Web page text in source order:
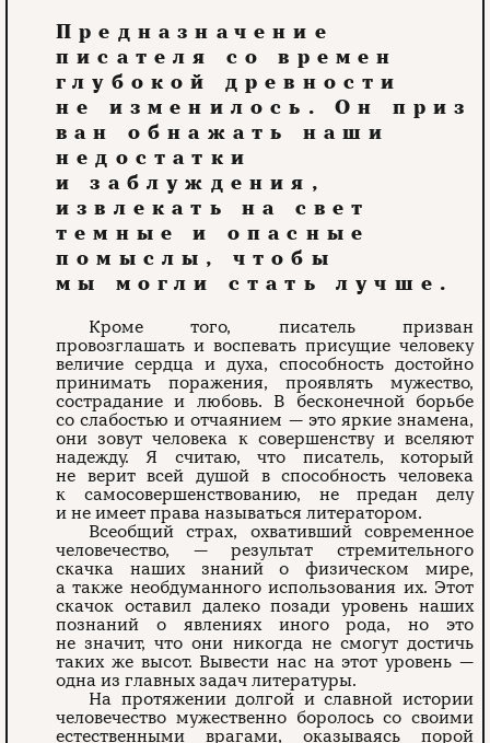
Предназначение
писателя со времен
глубокой древности
не изменилось. Он приз
ван обнажать наши
недостатки
и заблуждения,
извлекать на свет
темные и опасные
помыслы, чтобы
мы могли стать лучше.
Кроме того, писатель призван
провозглашать и воспевать присущие человеку
величие сердца и духа, способность достойно
принимать поражения, проявлять мужество,
сострадание и любовь. В бесконечной борьбе
со слабостью и отчаянием — это яркие знамена,
они зовут человека к совершенству и вселяют
надежду. Я считаю, что писатель, который
не верит всей душой в способность человека
к самосовершенствованию, не предан делу
и не имеет права называться литератором.
Всеобщий страх, охвативший современное
человечество, — результат стремительного
скачка наших знаний о физическом мире,
а также необдуманного использования их. Этот
скачок оставил далеко позади уровень наших
познаний о явлениях иного рода, но это
не значит, что они никогда не смогут достичь
таких же высот. Вывести нас на этот уровень —
одна из главных задач литературы.
На протяжении долгой и славной истории
человечество мужественно боролось со своими
естественными врагами, оказываясь порой